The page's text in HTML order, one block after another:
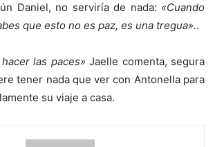
Daniel, no serviría de nada: «Cuando
que esto no es paz, es una tregua»..
las paces» Jaelle comenta, segura
tener nada que ver con Antonella para
su viaje a casa.